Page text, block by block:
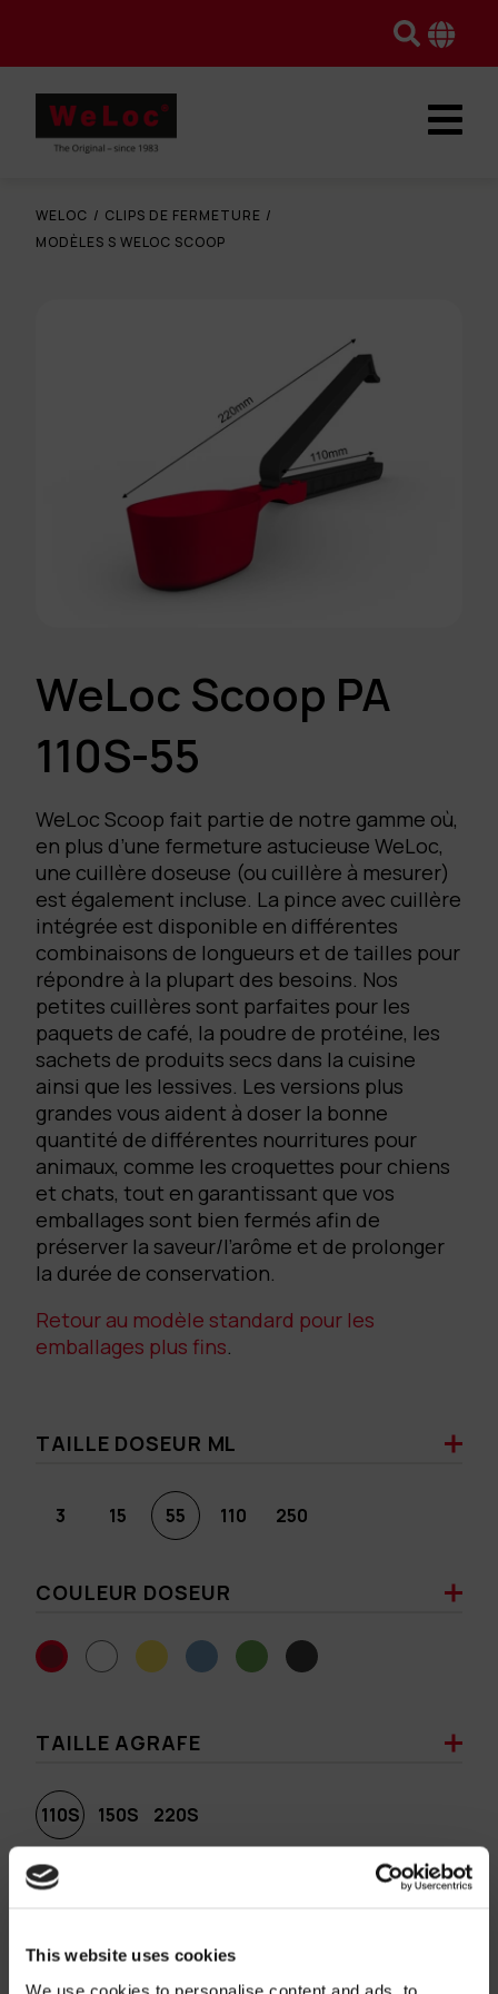
This website uses cookies
We use cookies to personalise content and ads, to
WELOC / CLIPS DE FERMETURE /
MODÈLES S WELOC SCOOP
WeLoc Scoop PA
110S-55
WeLoc Scoop fait partie de notre gamme où,
en plus d’une fermeture astucieuse WeLoc,
une cuillère doseuse (ou cuillère à mesurer)
est également incluse. La pince avec cuillère
intégrée est disponible en différentes
combinaisons de longueurs et de tailles pour
répondre à la plupart des besoins. Nos
petites cuillères sont parfaites pour les
paquets de café, la poudre de protéine, les
sachets de produits secs dans la cuisine
ainsi que les lessives. Les versions plus
grandes vous aident à doser la bonne
quantité de différentes nourritures pour
animaux, comme les croquettes pour chiens
et chats, tout en garantissant que vos
emballages sont bien fermés afin de
préserver la saveur/l’arôme et de prolonger
la durée de conservation.
Retour au modèle standard pour les
emballages plus fins.
TAILLE DOSEUR ML
3 15 55 110 250
COULEUR DOSEUR
TAILLE AGRAFE
110S 150S 220S